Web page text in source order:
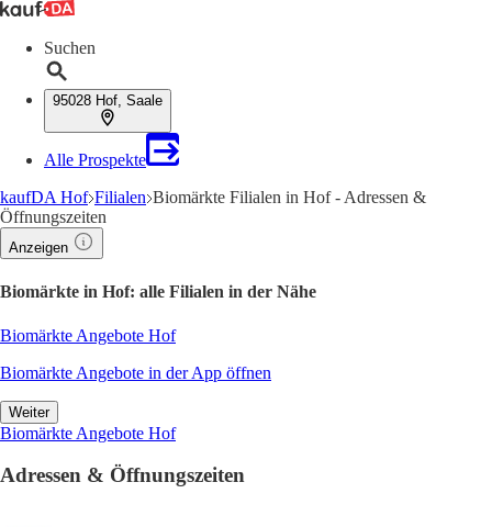
Suchen
95028 Hof, Saale
Alle Prospekte
kaufDA Hof Filialen Biomärkte Filialen in Hof - Adressen &
Öffnungszeiten
Anzeigen
Biomärkte in Hof: alle Filialen in der Nähe
Biomärkte Angebote Hof
Biomärkte Angebote in der App öffnen
Weiter
Biomärkte Angebote Hof
Adressen & Öffnungszeiten